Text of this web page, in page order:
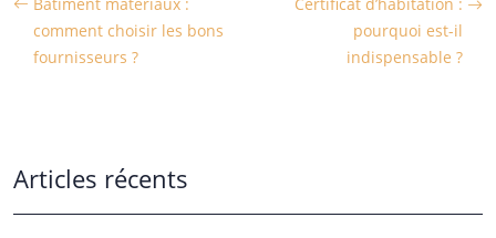
comment choisir les bons
fournisseurs ?
pourquoi est-il
indispensable ?
Articles récents